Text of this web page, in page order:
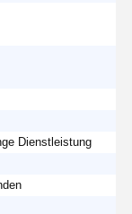
Dienstleistung